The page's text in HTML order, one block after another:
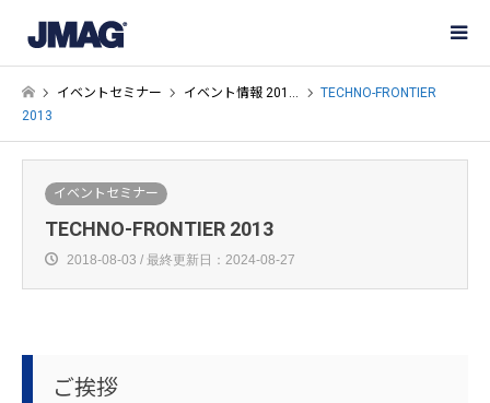
イベントセミナー イベント情報 201…
TECHNO-FRONTIER
2013
イベントセミナー
TECHNO-FRONTIER 2013
2018-08-03 / 最終更新日：2024-08-27
ご挨拶